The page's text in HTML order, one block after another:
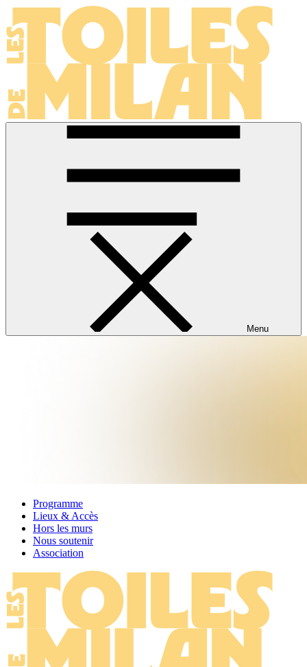
Menu
Programme
Lieux & Accès
Hors les murs
Nous soutenir
Association